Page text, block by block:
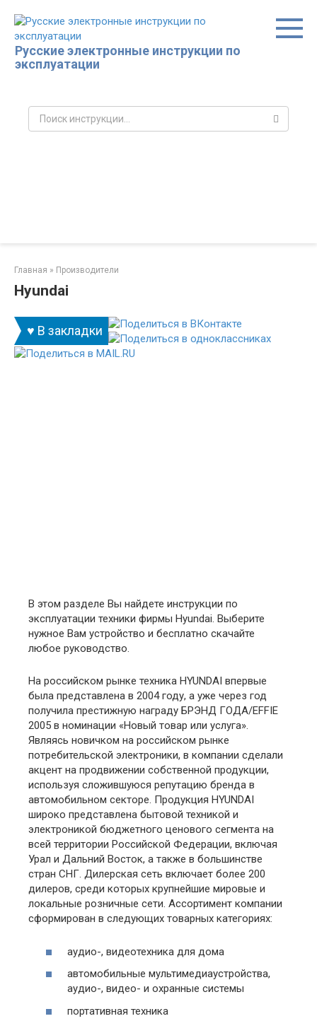
контенту
Русские электронные инструкции по
эксплуатации
Поиск:
Главная » Производители
Hyundai
♥ В закладки
В этом разделе Вы найдете инструкции по
эксплуатации техники фирмы Hyundai. Выберите
нужное Вам устройство и бесплатно скачайте
любое руководство.
На российском рынке техника HYUNDAI впервые
была представлена в 2004 году, а уже через год
получила престижную награду БРЭНД ГОДА/EFFIE
2005 в номинации «Новый товар или услуга».
Являясь новичком на российском рынке
потребительской электроники, в компании сделали
акцент на продвижении собственной продукции,
используя сложившуюся репутацию бренда в
автомобильном секторе. Продукция HYUNDAI
широко представлена бытовой техникой и
электроникой бюджетного ценового сегмента на
всей территории Российской Федерации, включая
Урал и Дальний Восток, а также в большинстве
стран СНГ. Дилерская сеть включает более 200
дилеров, среди которых крупнейшие мировые и
локальные розничные сети. Ассортимент компании
сформирован в следующих товарных категориях:
аудио-, видеотехника для дома
автомобильные мультимедиаустройства,
аудио-, видео- и охранные системы
портативная техника